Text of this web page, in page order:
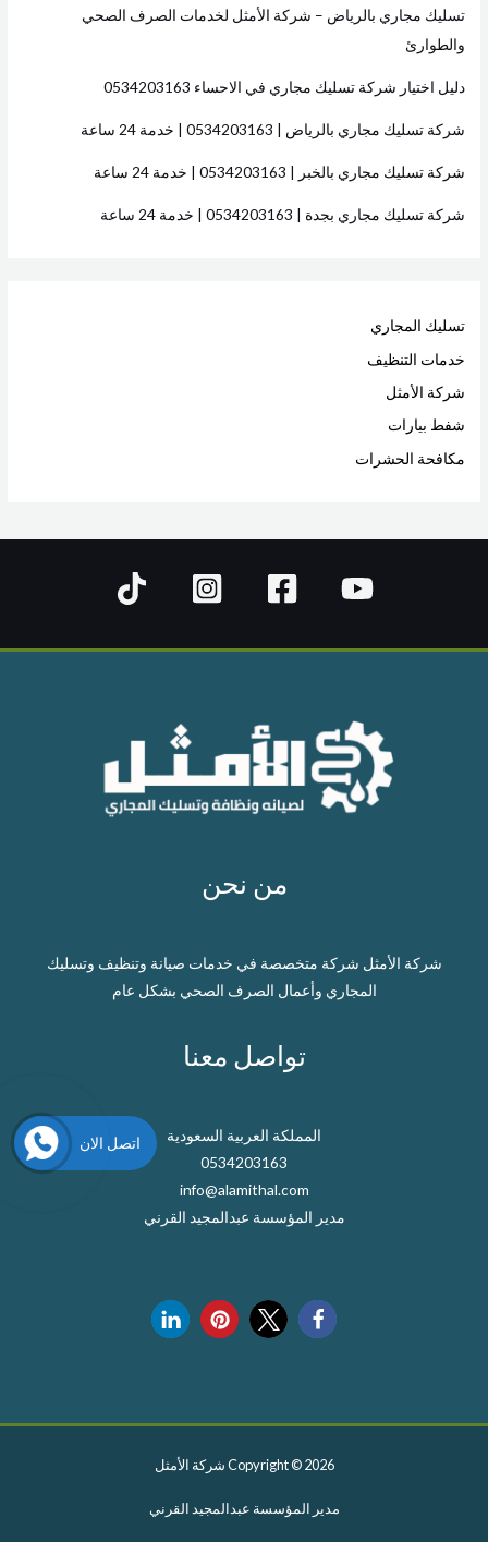
ث
ع
تسليك مجاري بالرياض – شركة الأمثل لخدمات الصرف الصحي
والطوارئ
دليل اختيار شركة تسليك مجاري في الاحساء 0534203163
شركة تسليك مجاري بالرياض | 0534203163 | خدمة 24 ساعة
شركة تسليك مجاري بالخبر | 0534203163 | خدمة 24 ساعة
شركة تسليك مجاري بجدة | 0534203163 | خدمة 24 ساعة
تسليك المجاري
خدمات التنظيف
شركة الأمثل
شفط بيارات
مكافحة الحشرات
من نحن
شركة الأمثل شركة متخصصة في خدمات صيانة وتنظيف وتسليك
المجاري وأعمال الصرف الصحي بشكل عام
تواصل معنا
المملكة العربية السعودية
0534203163
info@alamithal.com
مدير المؤسسة عبدالمجيد القرني
Copyright © 2026 شركة الأمثل
مدير المؤسسة عبدالمجيد القرني
اتصل الان